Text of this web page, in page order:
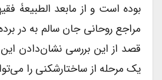
بوده است و از مابعد الطبیعۀ
مراجع روحانی جان سالم به در
قصد از این بررسی نشان‌دادن
یک مرحله از ساختارشکنی را